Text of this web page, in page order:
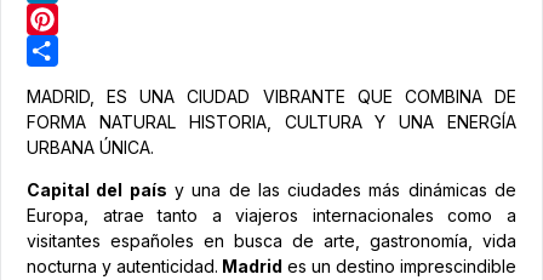
LinkedIn
Pinterest
MADRID, ES UNA CIUDAD VIBRANTE QUE COMBINA DE
FORMA NATURAL HISTORIA, CULTURA Y UNA ENERGÍA
URBANA ÚNICA.
Capital del país y una de las ciudades más dinámicas de
Europa, atrae tanto a viajeros internacionales como a
visitantes españoles en busca de arte, gastronomía, vida
nocturna y autenticidad. Madrid es un destino imprescindible